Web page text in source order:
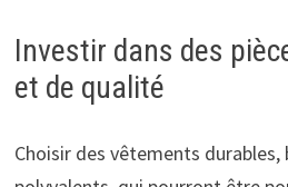
Investir dans des
et de qualité
Choisir des vêtements durables,